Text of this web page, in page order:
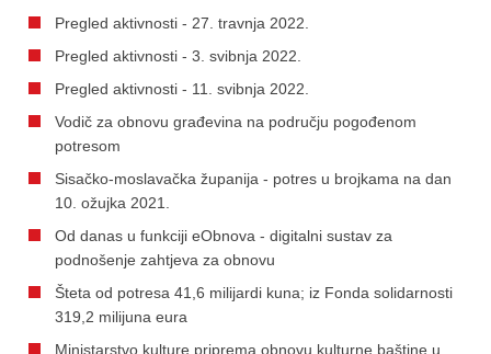
Pregled aktivnosti - 27. travnja 2022.
Pregled aktivnosti - 3. svibnja 2022.
Pregled aktivnosti - 11. svibnja 2022.
Vodič za obnovu građevina na području pogođenom
potresom
Sisačko-moslavačka županija - potres u brojkama na dan
10. ožujka 2021.
Od danas u funkciji eObnova - digitalni sustav za
podnošenje zahtjeva za obnovu
Šteta od potresa 41,6 milijardi kuna; iz Fonda solidarnosti
319,2 milijuna eura
Ministarstvo kulture priprema obnovu kulturne baštine u